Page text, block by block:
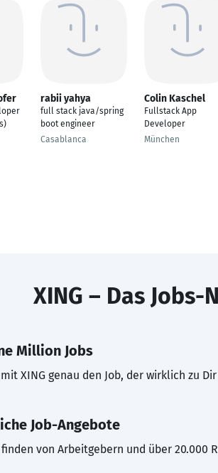
rabii yahya
full stack java/spring
boot engineer
Casablanca
Colin Kaschel
Fullstack App
Developer
München
XING – Das
Million Jobs
XING genau den Job, der wirklich zu
Job-Angebote
von Arbeitgebern und über 20.000